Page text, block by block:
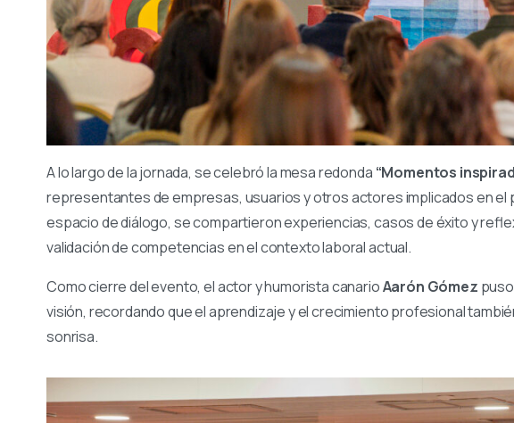
A lo largo de la jornada, se celebró la mesa redonda “Momentos
representantes de empresas, usuarios y otros actores implicados en
espacio de diálogo, se compartieron experiencias, casos de éxito y
validación de competencias en el contexto laboral actual.
Como cierre del evento, el actor y humorista canarioAarón Gómez
visión, recordando que el aprendizaje y el crecimiento profesional
sonrisa.